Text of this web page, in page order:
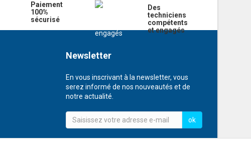
Paiement
100%
sécurisé
Des
techniciens
compétents
et engagés
Newsletter
En vous inscrivant à la newsletter, vous
serez informé de nos nouveautés et de
notre actualité.
ok